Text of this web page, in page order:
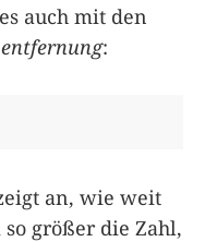
auch mit den
entfernung:
an, wie weit
größer die Zahl,